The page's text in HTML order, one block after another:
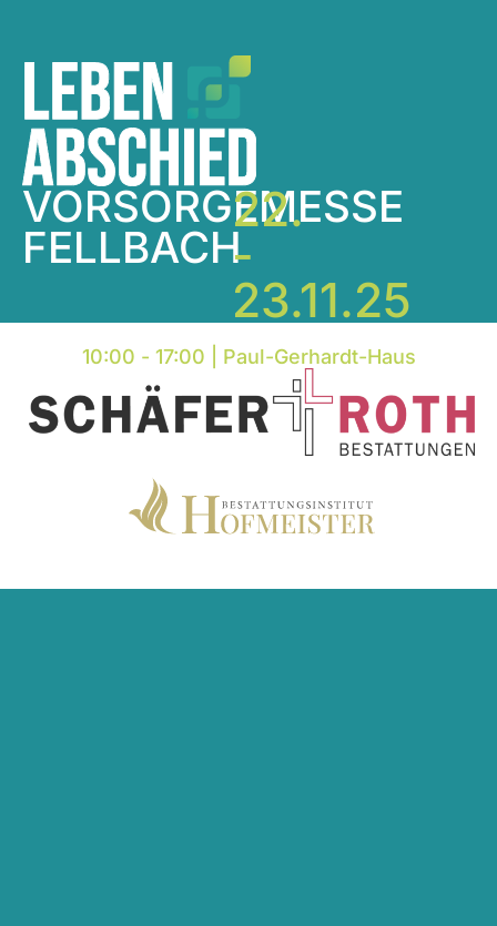
VORSORGEMESSE
FELLBACH
22.
-
23.11.25
10:00 - 17:00 Paul-Gerhardt-Haus